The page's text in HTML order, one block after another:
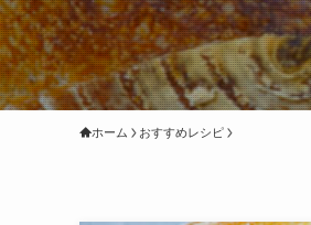
ホーム おすすめレシピ